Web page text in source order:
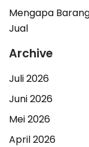
Mengapa
Jual
Archive
Juli 2026
Juni 2026
Mei 2026
April 2026